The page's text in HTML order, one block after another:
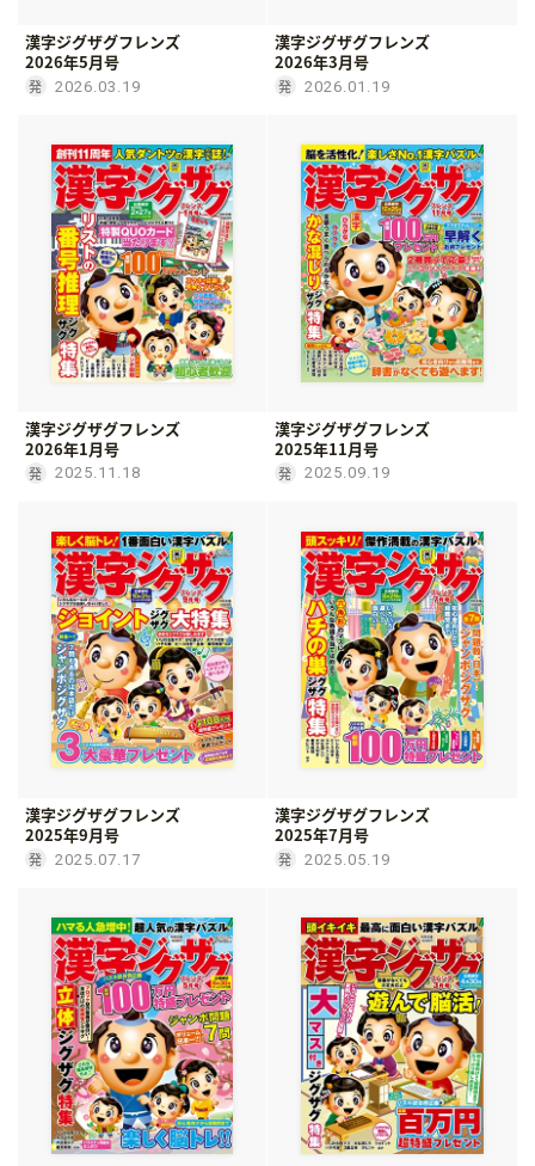
漢字ジグザグフレンズ
2026年5月号
2026.03.19
漢字ジグザグフレンズ
2026年3月号
2026.01.19
漢字ジグザグフレンズ
2026年1月号
2025.11.18
漢字ジグザグフレンズ
2025年11月号
2025.09.19
漢字ジグザグフレンズ
2025年9月号
2025.07.17
漢字ジグザグフレンズ
2025年7月号
2025.05.19